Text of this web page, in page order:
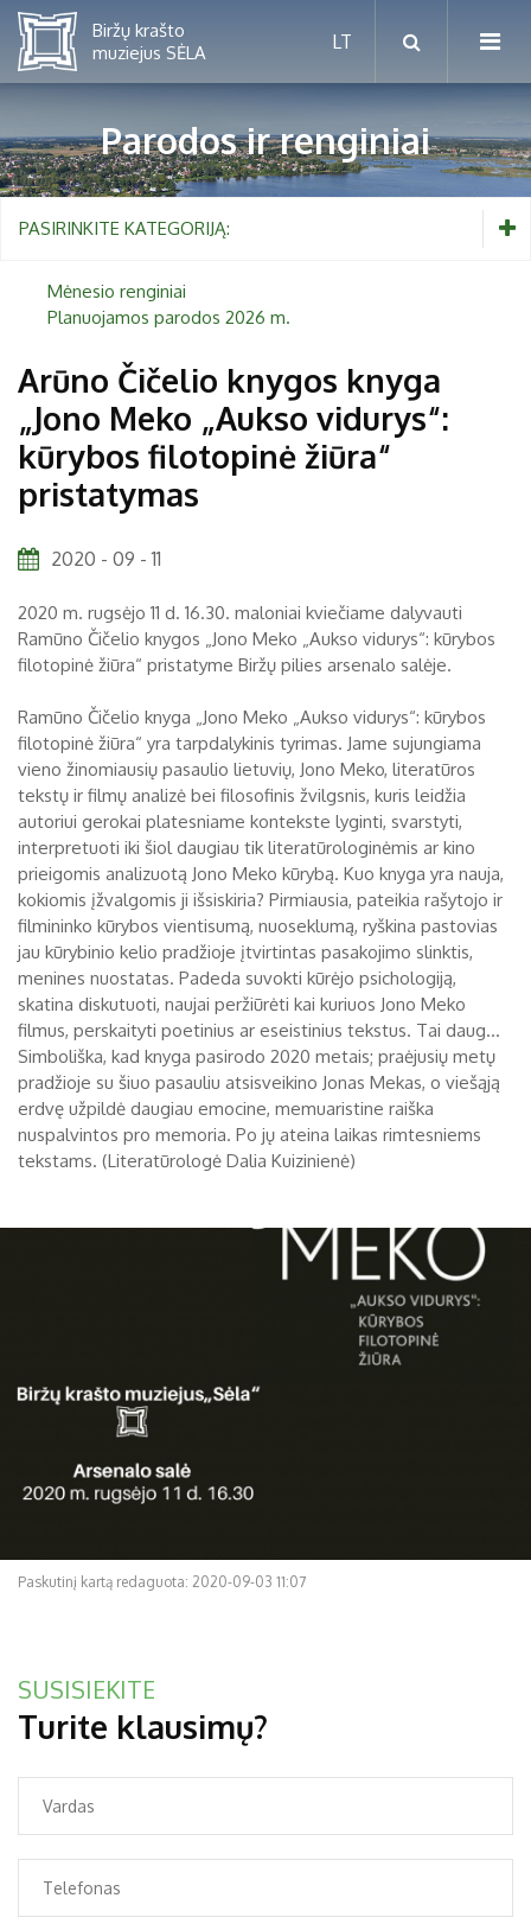
Mėnesio renginiai
Vaikams nuo 5 iki 10 metų
Paaugliams nuo 11 iki 18 metų
Suaugusiems
Šeimoms
Proistorė
Etnografija
Biržų tvirtovės arsenalas
Religijos
Biržai XIX a.
Biržai XX a.
RUGPJŪTIS 2026
3
4 5 6 7 8
10
11 12 13 14 15
17
18 19 20 21 22
23
24
25 26 27 28 29
30
31
Parodos ir renginiai
PASIRINKITE KATEGORIJĄ:
Mėnesio renginiai
Planuojamos parodos 2026 m.
Arūno Čičelio knygos knyga
„Jono Meko „Aukso vidurys“:
kūrybos filotopinė žiūra“
pristatymas
2020 - 09 - 11
2020 m. rugsėjo 11 d. 16.30. maloniai kviečiame dalyvauti
Ramūno Čičelio knygos „Jono Meko „Aukso vidurys“: kūrybos
filotopinė žiūra“ pristatyme Biržų pilies arsenalo salėje.
Ramūno Čičelio knyga „Jono Meko „Aukso vidurys“: kūrybos
filotopinė žiūra“ yra tarpdalykinis tyrimas. Jame sujungiama
vieno žinomiausių pasaulio lietuvių, Jono Meko, literatūros
tekstų ir filmų analizė bei filosofinis žvilgsnis, kuris leidžia
autoriui gerokai platesniame kontekste lyginti, svarstyti,
interpretuoti iki šiol daugiau tik literatūrologinėmis ar kino
prieigomis analizuotą Jono Meko kūrybą. Kuo knyga yra nauja,
kokiomis įžvalgomis ji išsiskiria? Pirmiausia, pateikia rašytojo ir
filmininko kūrybos vientisumą, nuoseklumą, ryškina pastovias
jau kūrybinio kelio pradžioje įtvirtintas pasakojimo slinktis,
menines nuostatas. Padeda suvokti kūrėjo psichologiją,
skatina diskutuoti, naujai peržiūrėti kai kuriuos Jono Meko
filmus, perskaityti poetinius ar eseistinius tekstus. Tai daug…
Simboliška, kad knyga pasirodo 2020 metais; praėjusių metų
pradžioje su šiuo pasauliu atsisveikino Jonas Mekas, o viešąją
erdvę užpildė daugiau emocine, memuaristine raiška
nuspalvintos pro memoria. Po jų ateina laikas rimtesniems
tekstams. (Literatūrologė Dalia Kuizinienė)
Paskutinį kartą redaguota: 2020-09-03 11:07
SUSISIEKITE
Turite klausimų?